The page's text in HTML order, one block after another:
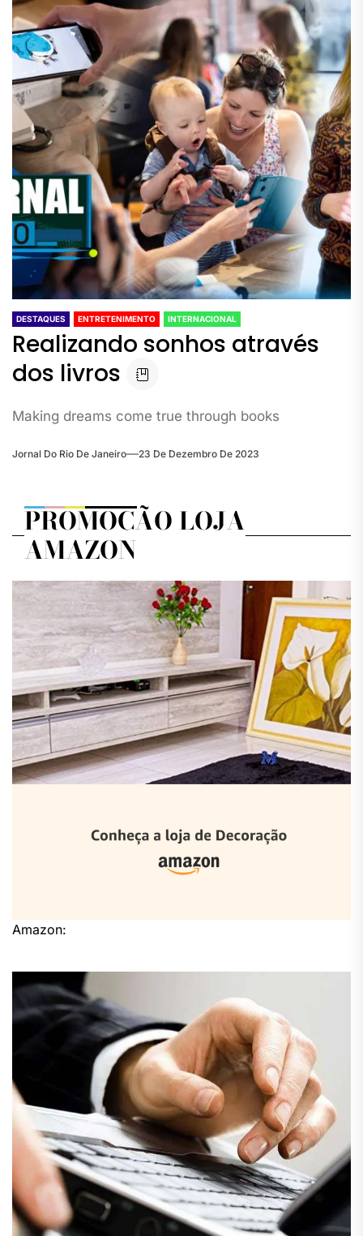
DESTAQUES ENTRETENIMENTO INTERNACIONAL
Realizando sonhos através
dos livros
Making dreams come true through books
Jornal Do Rio De Janeiro 23 De Dezembro De 2023
PROMOÇÃO LOJA
AMAZON
Amazon: